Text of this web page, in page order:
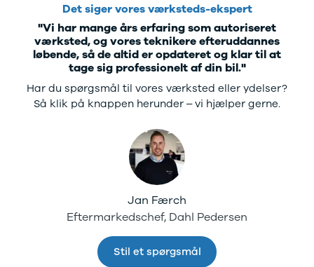
Privatleasing
Tilbud
Jogger
Modeller
Anmeldelser
Privatleasing
Tilbud
til elbil
3.500 kr.
Budget op til
3.000 kr.
Lån til bilen
Privatleasing
guide
Oversigt
foregår
privatleasing
Biler til
privatleasing
Service og
værksted
dig
Kontakt os
Det siger vores værksteds-ekspert
"Vi har mange års erfaring som autoriseret
værksted, og vores teknikere efteruddannes
løbende, så de altid er opdateret og klar til at
tage sig professionelt af din bil."
Har du spørgsmål til vores værksted eller ydelser?
Så klik på knappen herunder – vi hjælper gerne.
Jan Færch
Eftermarkedschef, Dahl Pedersen
Stil et spørgsmål